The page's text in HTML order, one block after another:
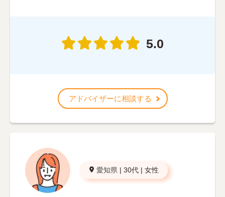
5.0
アドバイザーに相談する
愛知県 | 30代 | 女性